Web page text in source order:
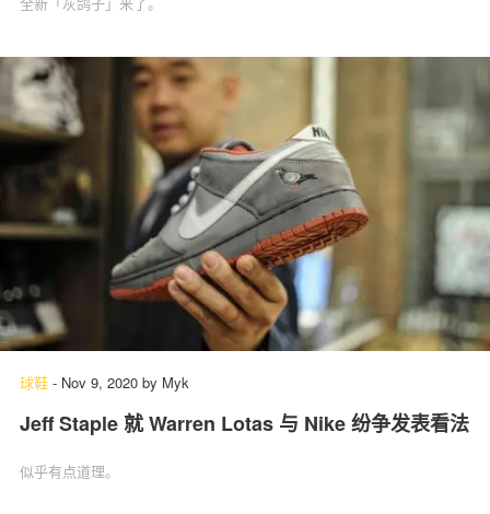
球鞋 - Nov 9, 2020 by Myk
Jeff Staple 就 Warren Lotas 与 Nike 纷争发表看法
似乎有点道理。